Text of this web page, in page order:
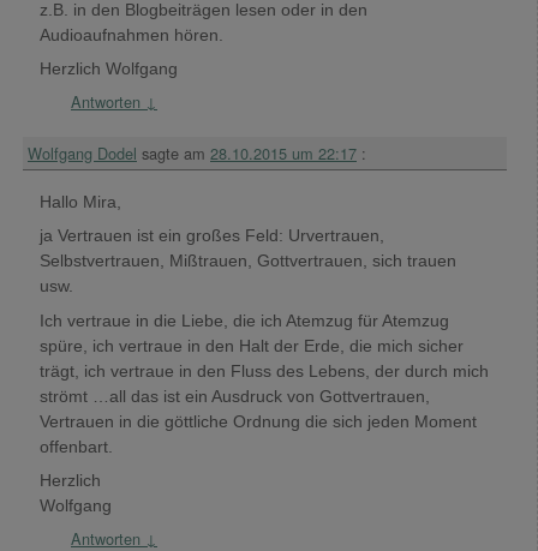
z.B. in den Blogbeiträgen lesen oder in den
Audioaufnahmen hören.
Herzlich Wolfgang
Antworten ↓
Wolfgang Dodel sagte am 28.10.2015 um 22:17 :
Hallo Mira,
ja Vertrauen ist ein großes Feld: Urvertrauen,
Selbstvertrauen, Mißtrauen, Gottvertrauen, sich trauen
usw.
Ich vertraue in die Liebe, die ich Atemzug für Atemzug
spüre, ich vertraue in den Halt der Erde, die mich sicher
trägt, ich vertraue in den Fluss des Lebens, der durch mich
strömt …all das ist ein Ausdruck von Gottvertrauen,
Vertrauen in die göttliche Ordnung die sich jeden Moment
offenbart.
Herzlich
Wolfgang
Antworten ↓